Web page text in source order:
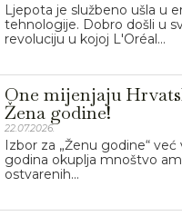
Ljepota je službeno ušla u
tehnologije. Dobro došli u
revoluciju u kojoj L'Oréal...
One mijenjaju
Žena godine!
22.07.2026.
Izbor za „Ženu godine“
godina okuplja mnoštvo
ostvarenih...